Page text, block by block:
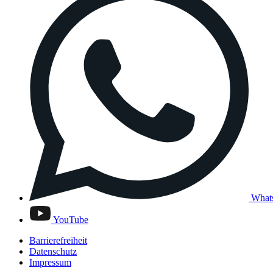
YouTube
Barrierefreiheit
Datenschutz
Impressum